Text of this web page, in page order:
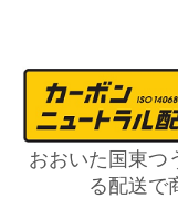
おおいた国東つ
る配送で